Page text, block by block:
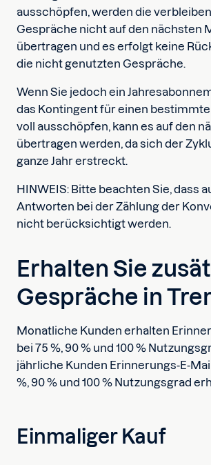
ausschöpfen, werden die
Gespräche nicht auf den nächsten
übertragen und es erfolgt keine
die nicht genutzten Gespräche.
Wenn Sie jedoch ein
das Kontingent für einen
voll ausschöpfen, kann es auf den
übertragen werden, da sich der
ganze Jahr erstreckt.
HINWEIS: Bitte beachten Sie, dass
Antworten bei der Zählung der
nicht berücksichtigt werden.
Erhalten Sie
Gespräche in
Monatliche Kunden erhalten
bei 75 %, 90 % und 100 %
jährliche Kunden Erinnerungs-E-
%, 90 % und 100 % Nutzungsgrad
Einmaliger Kauf